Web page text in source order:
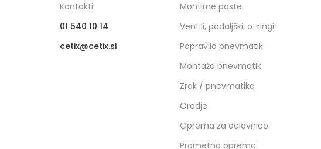
Kontakti
01 540 10 14
cetix
cetix.si
Montirne paste
Ventili, podaljški, o-ringi
Popravilo pnevmatik
Montaža pnevmatik
Zrak / pnevmatika
Orodje
Oprema za delavnico
Prometna oprema